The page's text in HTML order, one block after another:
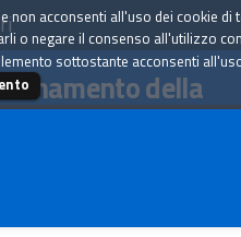
della
acconsenti all'uso dei cookie
o negare il consenso all'utilizzo
sottostante acconsenti